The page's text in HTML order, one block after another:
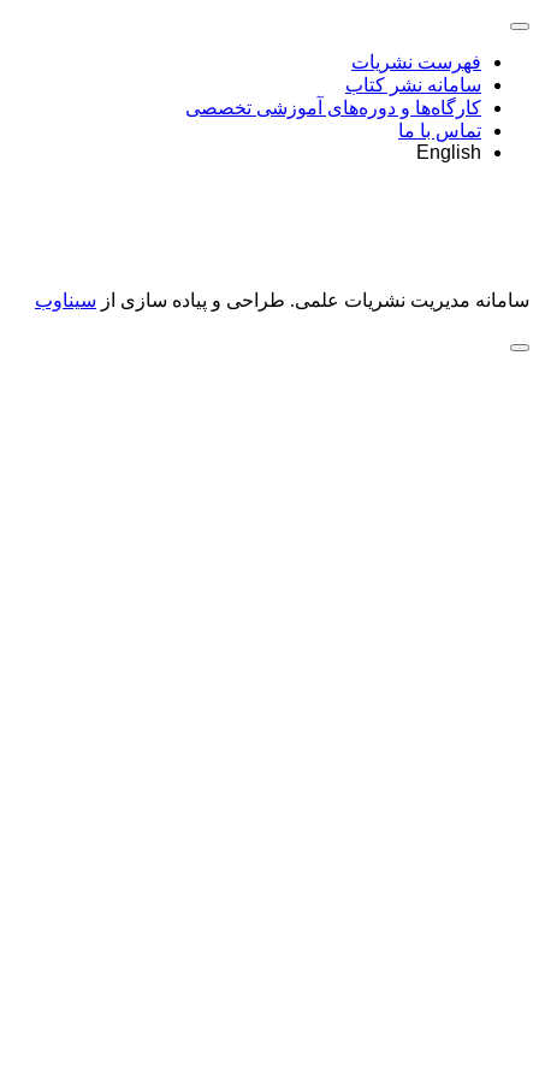
فهرست نشریات
سامانه نشر کتاب
کارگاه‌ها و دوره‌های آموزشی تخصصی
تماس با ما
English
سامانه مدیریت نشریات علمی. طراحی و پیاده سازی از سیناوب